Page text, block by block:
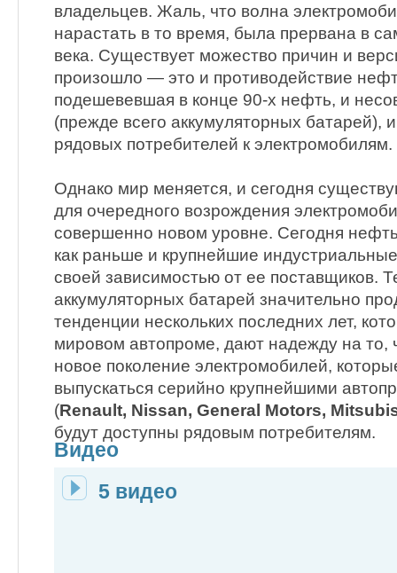
владельцев. Жаль, что волна
нарастать в то время, была прервана в
века. Существует можество причин и
произошло — это и противодействие
подешевевшая в конце 90-х нефть, и
(прежде всего аккумуляторных батарей),
рядовых потребителей к электромобилям.
Однако мир меняется, и сегодня
для очередного возрождения
совершенно новом уровне. Сегодня
как раньше и крупнейшие
своей зависимостью от ее поставщиков.
аккумуляторных батарей значительно
тенденции нескольких последних лет,
мировом автопроме, дают надежду на то,
новое поколение электромобилей,
выпускаться серийно крупнейшими
(Renault, Nissan, General Motors,
будут доступны рядовым потребителям.
Видео
5 видео